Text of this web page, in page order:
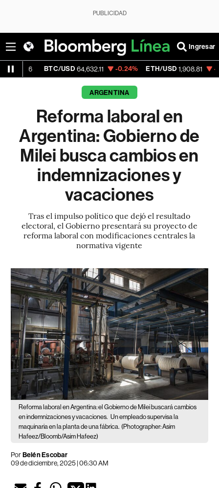
PUBLICIDAD
Ingresar
BTC/USD 64,632.11 -0.24% ETH/USD 1,908.81 -0.36%
ARGENTINA
Reforma laboral en
Argentina: Gobierno de
Milei busca cambios en
indemnizaciones y
vacaciones
Tras el impulso político que dejó el resultado
electoral, el Gobierno presentará su proyecto de
reforma laboral con modificaciones centrales la
normativa vigente
Reforma laboral en Argentina: el Gobierno de Milei buscará cambios
en indemnizaciones y vacaciones. Un empleado supervisa la
maquinaria en la planta de una fábrica. (Photographer: Asim
Hafeez/Bloomb/Asim Hafeez)
PorBelén Escobar
09 de diciembre, 2025 | 06:30 AM